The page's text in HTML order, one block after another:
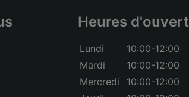
Heures
Lundi 10:00-12:00
Mardi
10:00-12:00
Mercredi
10:00-12:00